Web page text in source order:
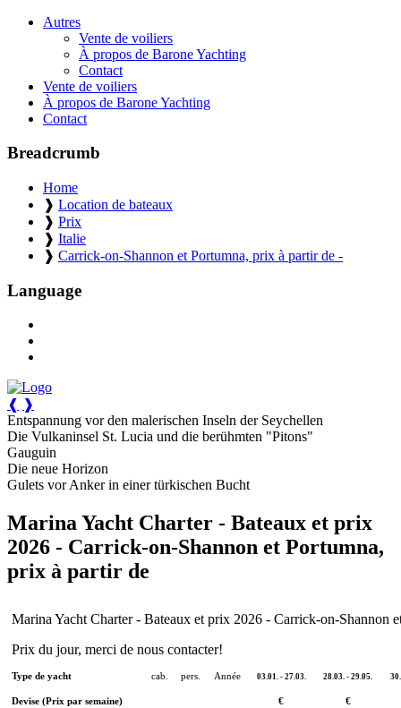
Autres
Vente de voiliers
À propos de Barone Yachting
Contact
Vente de voiliers
À propos de Barone Yachting
Contact
Breadcrumb
Home
❱ Location de bateaux
❱ Prix
❱ Italie
❱ Carrick-on-Shannon et Portumna, prix à partir de -
Language
❰ ❱
Entspannung vor den malerischen Inseln der Seychellen
Die Vulkaninsel St. Lucia und die berühmten "Pitons"
Gauguin
Die neue Horizon
Gulets vor Anker in einer türkischen Bucht
Marina Yacht Charter - Bateaux et prix
2026 - Carrick-on-Shannon et Portumna,
prix à partir de
Marina Yacht Charter - Bateaux et prix 2026 - Carrick-on-Shannon
Prix du jour, merci de nous contacter!
Type de yacht cab. pers. Année 03.01. - 27.03. 28.03. - 29.05.
Devise (Prix par semaine) € €